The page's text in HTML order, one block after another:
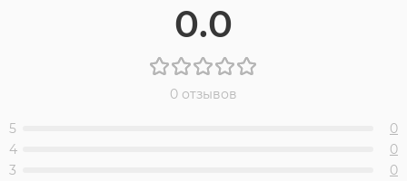
0.0
0 отзывов
5
0
4
0
3
0